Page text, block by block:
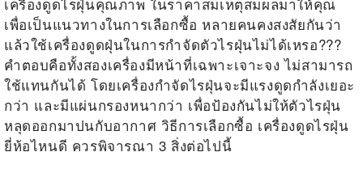
เพื่อเป็นแนวทางในการเลือกซื้อ หลายคนคงสงสัยกันว่า
แล้วใช้เครื่องดูดฝุ่นในการกำจัดตัวไรฝุ่นไม่ได้เหรอ???
คำตอบคือทั้งสองเครื่องมีหน้าที่เฉพาะเจาะจง ไม่สามารถ
ใช้แทนกันได้ โดยเครื่องกำจัดไรฝุ่นจะมีแรงดูดกำลังเยอะ
กว่า และมีแผ่นกรองหนากว่า เพื่อป้องกันไม่ให้ตัวไรฝุ่น
หลุดออกมาปนกับอากาศ วิธีการเลือกซื้อ เครื่องดูดไรฝุ่น
ยี่ห้อไหนดี ควรพิจารณา 3 สิ่งต่อไปนี้